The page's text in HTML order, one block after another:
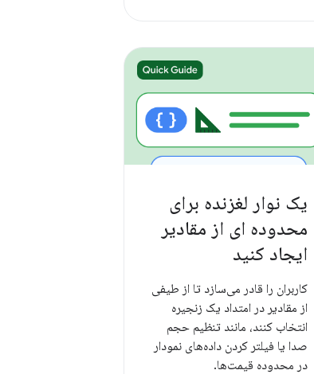
یک نوار لغزنده برای
محدوده ای از مقادیر
ایجاد کنید
کاربران را قادر می‌سازد تا از طیفی
از مقادیر در امتداد یک زنجیره
انتخاب کنند، مانند تنظیم حجم
صدا یا فیلتر کردن داده‌های نمودار
در محدوده قیمت‌ها.